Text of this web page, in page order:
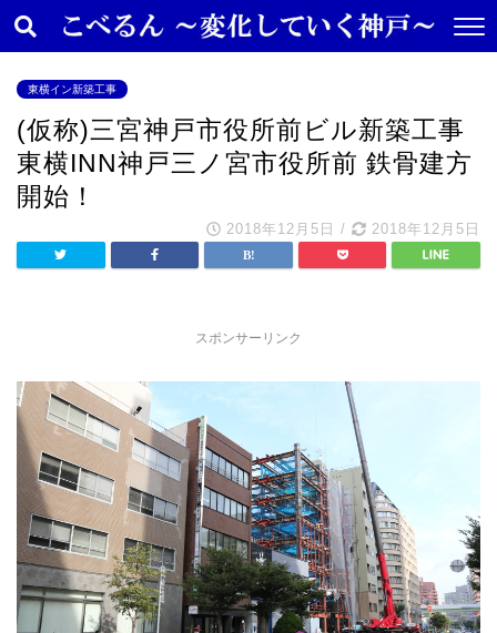
東横イン新築工事
(仮称)三宮神戸市役所前ビル新築工事
東横INN神戸三ノ宮市役所前 鉄骨建方
開始！
2018年12月5日 / 2018年12月5日
スポンサーリンク